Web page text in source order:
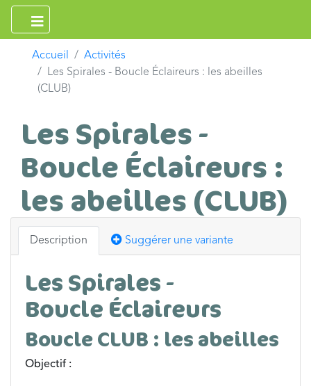
Accueil
Activités
Les Spirales - Boucle Éclaireurs : les abeilles
(CLUB)
Les Spirales -
Boucle Éclaireurs :
les abeilles (CLUB)
Description Suggérer une variante
Les Spirales -
Boucle Éclaireurs
Boucle CLUB : les abeilles
Objectif :